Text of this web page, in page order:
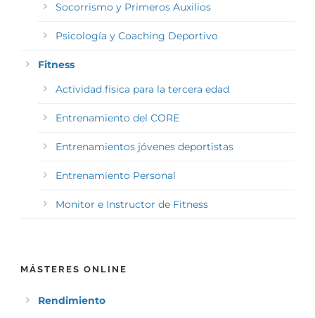
Socorrismo y Primeros Auxilios
Psicología y Coaching Deportivo
Fitness
Actividad física para la tercera edad
Entrenamiento del CORE
Entrenamientos jóvenes deportistas
Entrenamiento Personal
Monitor e Instructor de Fitness
MÁSTERES ONLINE
Rendimiento